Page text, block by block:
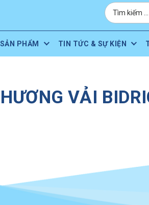
SẢN PHẨM TIN TỨC & SỰ KIỆN
VẢI